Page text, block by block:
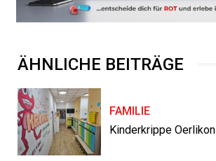
ÄHNLICHE BEITRÄGE
FAMILIE
Kinderkrippe Oerlikon